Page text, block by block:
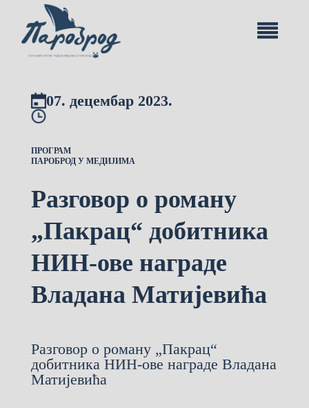
07. децембар 2023.
ПРОГРАМ
ПАРОБРОД У МЕДИЈИМА
Разговор о роману
„Пакрац“ добитника
НИН-ове награде
Владана Матијевића
Разговор о роману „Пакрац“
добитника НИН-ове награде Владана
Матијевића